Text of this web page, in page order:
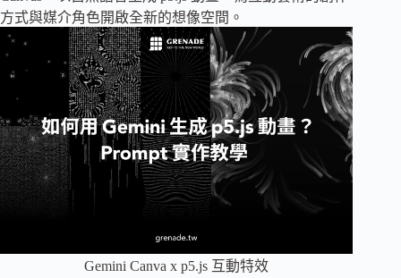
方式與媒介角色開啟全新的想像空間。
Gemini Canva x p5.js 互動特效